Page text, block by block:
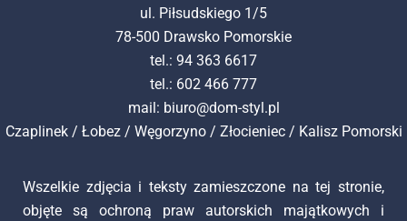
ul. Piłsudskiego 1/5
78-500 Drawsko Pomorskie
tel.: 94 363 6617
tel.: 602 466 777
mail: biuro@dom-styl.pl
Czaplinek/ Łobez/ Węgorzyno/ Złocieniec/ Kalisz Pomorski
Wszelkie zdjęcia i teksty zamieszczone na tej stronie,
objęte są ochroną praw autorskich majątkowych i